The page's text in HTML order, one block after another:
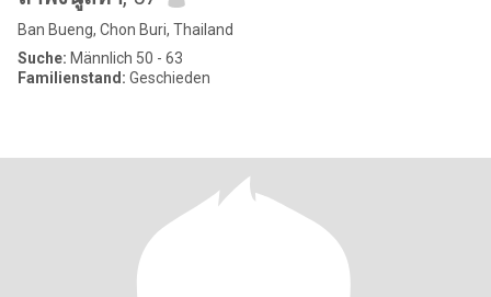
Ban Bueng, Chon Buri, Thailand
Suche: Männlich 50 - 63
Familienstand: Geschieden